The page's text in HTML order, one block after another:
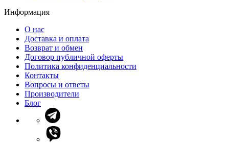
Информация
О нас
Доставка и оплата
Возврат и обмен
Договор публичной оферты
Политика конфиденциальности
Контакты
Вопросы и ответы
Производители
Блог